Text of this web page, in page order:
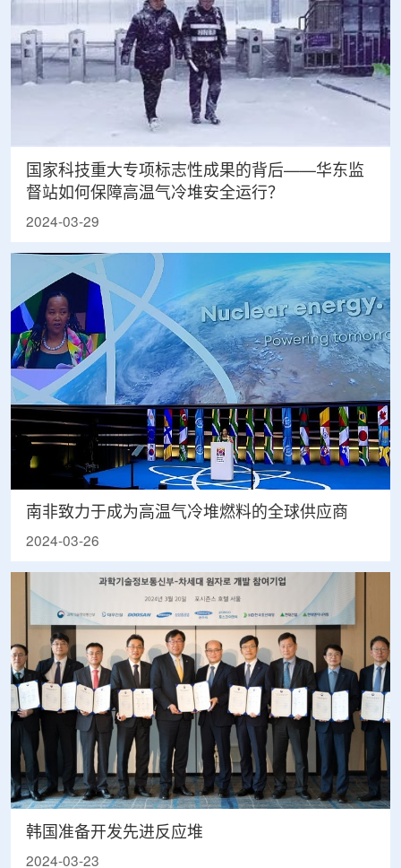
国家科技重大专项标志性成果的背后——华东监
督站如何保障高温气冷堆安全运行？
2024-03-29
南非致力于成为高温气冷堆燃料的全球供应商
2024-03-26
韩国准备开发先进反应堆
2024-03-23